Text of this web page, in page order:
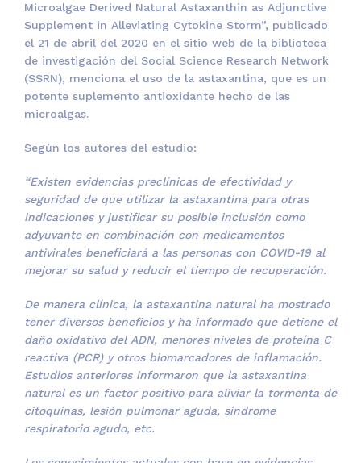
Microalgae Derived Natural Astaxanthin as Adjunctive
Supplement in Alleviating Cytokine Storm”, publicado
el 21 de abril del 2020 en el sitio web de la biblioteca
de investigación del Social Science Research Network
(SSRN), menciona el uso de la astaxantina, que es un
potente suplemento antioxidante hecho de las
microalgas.
Según los autores del estudio:
“Existen evidencias preclínicas de efectividad y
seguridad de que utilizar la astaxantina para otras
indicaciones y justificar su posible inclusión como
adyuvante en combinación con medicamentos
antivirales beneficiará a las personas con COVID-19 al
mejorar su salud y reducir el tiempo de recuperación.
De manera clínica, la astaxantina natural ha mostrado
tener diversos beneficios y ha informado que detiene el
daño oxidativo del ADN, menores niveles de proteína C
reactiva (PCR) y otros biomarcadores de inflamación.
Estudios anteriores informaron que la astaxantina
natural es un factor positivo para aliviar la tormenta de
citoquinas, lesión pulmonar aguda, síndrome
respiratorio agudo, etc.